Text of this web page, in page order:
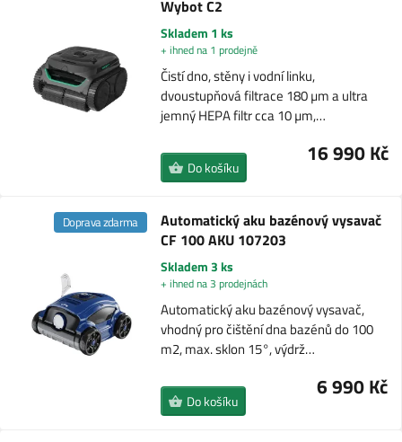
Wybot C2
Skladem 1 ks
+ ihned na 1 prodejně
Čistí dno, stěny i vodní linku,
dvoustupňová filtrace 180 µm a ultra
jemný HEPA filtr cca 10 µm,…
16 990 Kč
Do košíku
Automatický aku bazénový vysavač
CF 100 AKU 107203
Doprava zdarma
Skladem 3 ks
+ ihned na 3 prodejnách
Automatický aku bazénový vysavač,
vhodný pro čištění dna bazénů do 100
m2, max. sklon 15°, výdrž…
6 990 Kč
Do košíku